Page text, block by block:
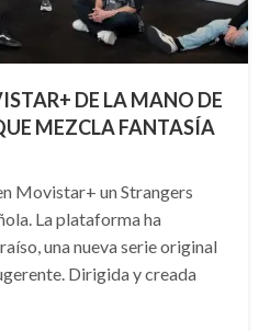
DE LA MANO DE
MEZCLA FANTASÍA
Movistar+ un Strangers
La plataforma ha
una nueva serie original
Dirigida y creada